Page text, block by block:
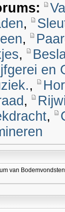
,
,
,
en
,
,
,
van